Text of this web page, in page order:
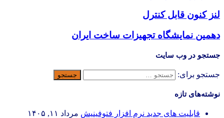
لنز کنون قابل کنترل
دهمین نمایشگاه تجهیزات ساخت ایران
جستجو در وب سایت
جستجو برای:
نوشته‌های تازه
قابلیت های جدید نرم افزار فتوفینیش مرداد ۱۱, ۱۴۰۵